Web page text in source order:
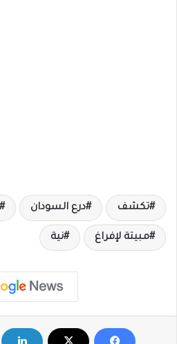
تكشف درع السودان
مبيتة لإفراغ نية